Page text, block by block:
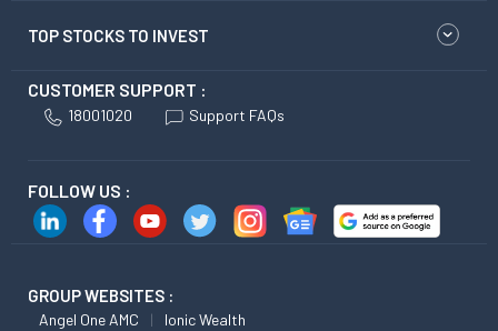
TOP STOCKS TO INVEST
CUSTOMER SUPPORT :
18001020 Support FAQs
FOLLOW US :
GROUP WEBSITES :
Angel One AMC Ionic Wealth